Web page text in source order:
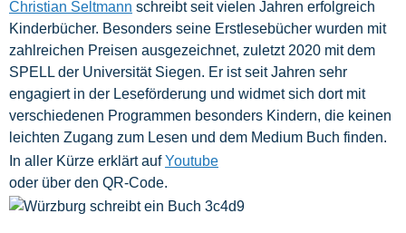
Christian Seltmann schreibt seit vielen Jahren erfolgreich
Kinderbücher. Besonders seine Erstlesebücher wurden mit
zahlreichen Preisen ausgezeichnet, zuletzt 2020 mit dem
SPELL der Universität Siegen. Er ist seit Jahren sehr
engagiert in der Leseförderung und widmet sich dort mit
verschiedenen Programmen besonders Kindern, die keinen
leichten Zugang zum Lesen und dem Medium Buch finden.
In aller Kürze erklärt aufYoutube
oder über den QR-Code.